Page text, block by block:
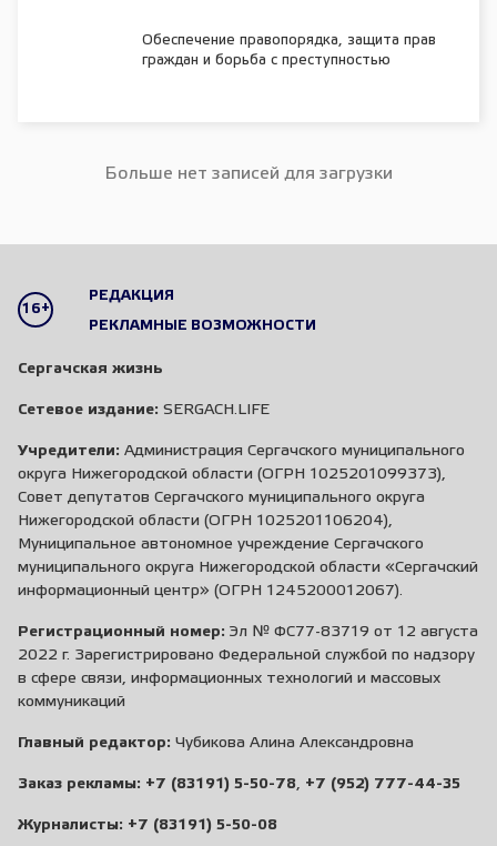
Обеспечение правопорядка, защита прав
граждан и борьба с преступностью
Больше нет записей для загрузки
16+
РЕДАКЦИЯ
РЕКЛАМНЫЕ ВОЗМОЖНОСТИ
Сергачская жизнь
Сетевое издание: SERGACH.LIFE
Учредители: Администрация Сергачского муниципального
округа Нижегородской области (ОГРН 1025201099373),
Совет депутатов Сергачского муниципального округа
Нижегородской области (ОГРН 1025201106204),
Муниципальное автономное учреждение Сергачского
муниципального округа Нижегородской области «Сергачский
информационный центр» (ОГРН 1245200012067).
Регистрационный номер: Эл № ФС77-83719 от 12 августа
2022 г. Зарегистрировано Федеральной службой по надзору
в сфере связи, информационных технологий и массовых
коммуникаций
Главный редактор: Чубикова Алина Александровна
Заказ рекламы: +7 (83191) 5-50-78, +7 (952) 777-44-35
Журналисты: +7 (83191) 5-50-08